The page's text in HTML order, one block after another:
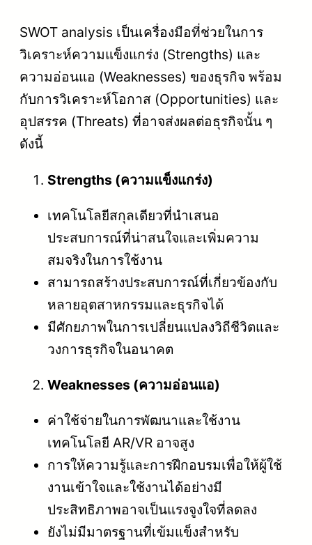
SWOT analysis เป็นเครื่องมือที่ช่วยในการ
วิเคราะห์ความแข็งแกร่ง (Strengths) และ
ความอ่อนแอ (Weaknesses) ของธุรกิจ พร้อม
กับการวิเคราะห์โอกาส (Opportunities) และ
อุปสรรค (Threats) ที่อาจส่งผลต่อธุรกิจนั้น ๆ
ดังนี้
Strengths (ความแข็งแกร่ง)
เทคโนโลยีสกุลเดียวที่นำเสนอ
ประสบการณ์ที่น่าสนใจและเพิ่มความ
สมจริงในการใช้งาน
สามารถสร้างประสบการณ์ที่เกี่ยวข้องกับ
หลายอุตสาหกรรมและธุรกิจได้
มีศักยภาพในการเปลี่ยนแปลงวิถีชีวิตและ
วงการธุรกิจในอนาคต
Weaknesses (ความอ่อนแอ)
ค่าใช้จ่ายในการพัฒนาและใช้งาน
เทคโนโลยี AR/VR อาจสูง
การให้ความรู้และการฝึกอบรมเพื่อให้ผู้ใช้
งานเข้าใจและใช้งานได้อย่างมี
ประสิทธิภาพอาจเป็นแรงจูงใจที่ลดลง
ยังไม่มีมาตรฐานที่เข้มแข็งสำหรับ